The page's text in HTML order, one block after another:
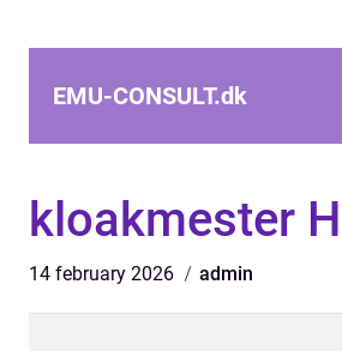
EMU-CONSULT.dk
kloakmester
14 february 2026 admin